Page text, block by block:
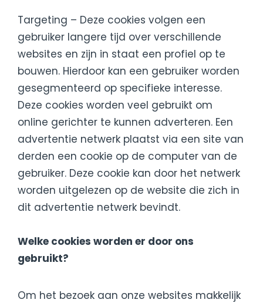
Targeting – Deze cookies volgen een
gebruiker langere tijd over verschillende
websites en zijn in staat een profiel op te
bouwen. Hierdoor kan een gebruiker worden
gesegmenteerd op specifieke interesse.
Deze cookies worden veel gebruikt om
online gerichter te kunnen adverteren. Een
advertentie netwerk plaatst via een site van
derden een cookie op de computer van de
gebruiker. Deze cookie kan door het netwerk
worden uitgelezen op de website die zich in
dit advertentie netwerk bevindt.
Welke cookies worden er door ons
gebruikt?
Om het bezoek aan onze websites makkelijk